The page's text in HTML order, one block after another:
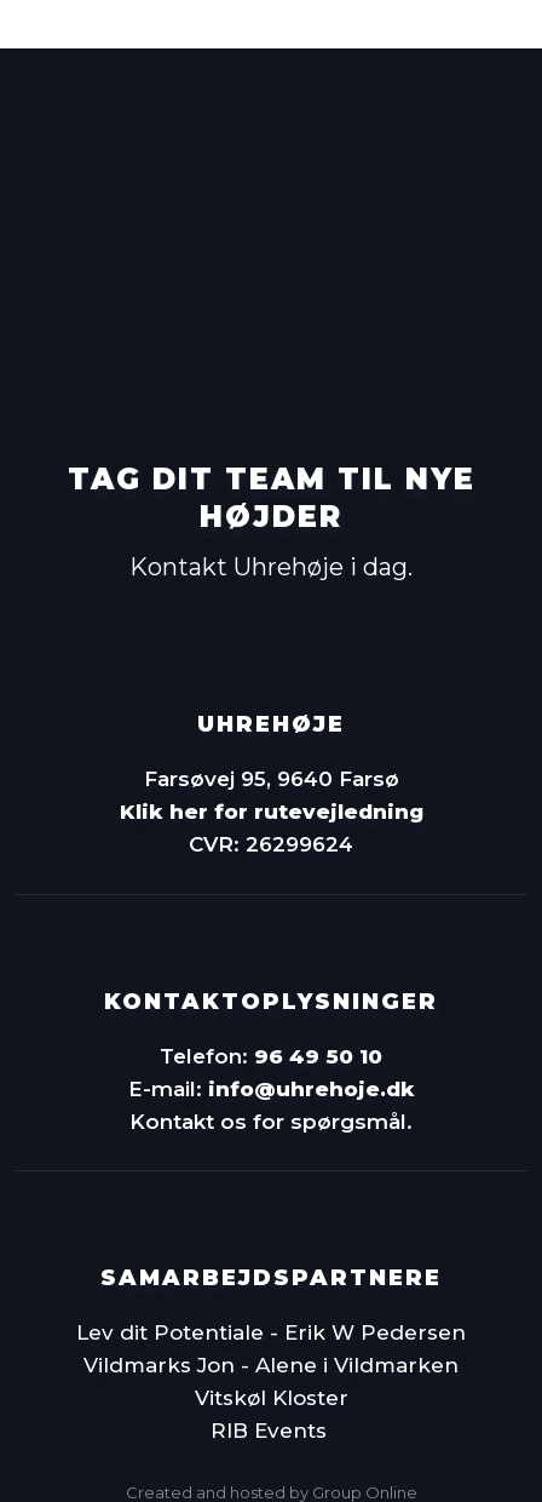
TAG DIT TEAM TIL NYE
HØJDER
Kontakt Uhrehøje i dag.
UHREHØJE
Farsøvej 95, 9640 Farsø
Klik her for rutevejledning
CVR: 26299624
KONTAKTOPLYSNINGER
Telefon: 96 49 50 10
E-mail: info@uhrehoje.dk
Kontakt os for spørgsmål.
SAMARBEJDSPARTNERE
Lev dit Potentiale - Erik W Pedersen
Vildmarks Jon - Alene i Vildmarken
Vitskøl Kloster
RIB Events
Created and hosted by Group Online